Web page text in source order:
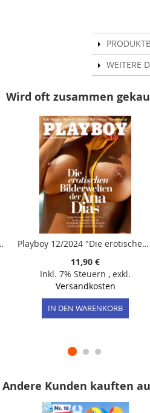
WEITERE
Wird oft zusammen
Sacha Höchstetter"
Playboy 12/2024 "Die erotischen Bilderwelten der Ana Dias"
11,90 €
Inkl. 7% Steuern , exkl.
Versandkosten
IN DEN WARENKORB
Andere Kunden kauften